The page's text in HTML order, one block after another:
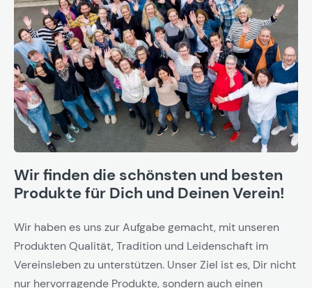
Wir finden die schönsten und besten
Produkte für Dich und Deinen Verein!
Wir haben es uns zur Aufgabe gemacht, mit unseren
Produkten Qualität, Tradition und Leidenschaft im
Vereinsleben zu unterstützen. Unser Ziel ist es, Dir nicht
nur hervorragende Produkte, sondern auch einen